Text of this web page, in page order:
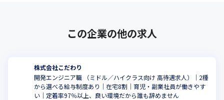
この企業の他の求人
株式会社こだわり
開発エンジニア職 （ミドル／ハイクラス向け 高待遇求人）｜2種
から選べる給与制度あり｜在宅8割｜育児・副業社員が働きやす
い｜定着率97％以上、良い環境だから誰も辞めません